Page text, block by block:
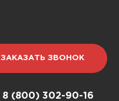
ЗАКАЗАТЬ ЗВОНОК
8 (800) 302-90-16